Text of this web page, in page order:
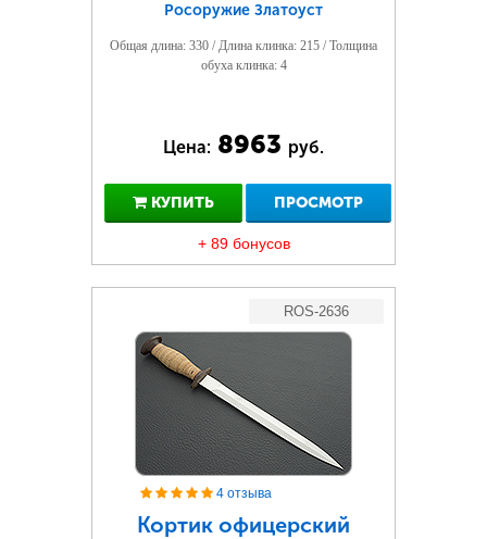
Росоружие Златоуст
Общая длина: 330 / Длина клинка: 215 / Толщина
обуха клинка: 4
Цена: 8963 руб.
КУПИТЬ ПРОСМОТР
+ 89 бонусов
ROS-2636
4 отзыва
Кортик офицерский